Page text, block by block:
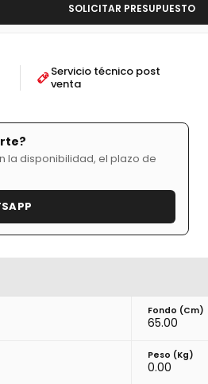
SOLICITAR PRESUPUESTO
Servicio técnico post
venta
la disponibilidad, el plazo de
Fondo (cm)
65.00
Peso (kg)
0.00